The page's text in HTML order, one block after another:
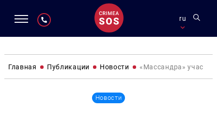
ru
Главная Публикации Новости «Массандра»
Новости